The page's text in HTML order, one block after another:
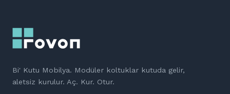
Bi' Kutu Mobilya. Modüler koltuklar kutuda gelir,
aletsiz kurulur. Aç. Kur. Otur.